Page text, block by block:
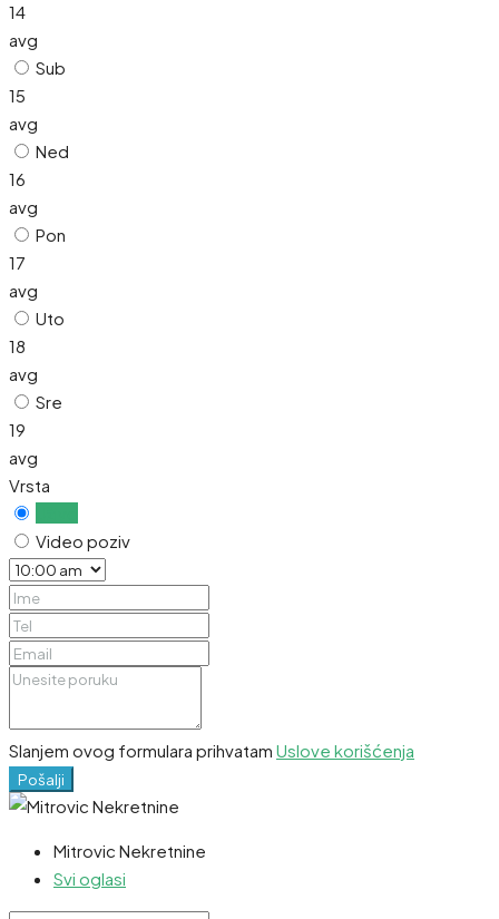
14
avg
Sub
15
avg
Ned
16
avg
Pon
17
avg
Uto
18
avg
Sre
19
avg
Vrsta
Video poziv
Slanjem ovog formulara prihvatam Uslove korišćenja
Pošalji
Mitrovic Nekretnine
Svi oglasi